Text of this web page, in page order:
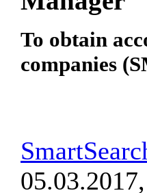
To obtain
companies